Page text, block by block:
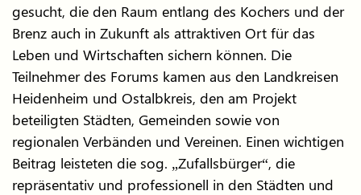
gesucht, die den Raum entlang des Kochers und der
Brenz auch in Zukunft als attraktiven Ort für das
Leben und Wirtschaften sichern können. Die
Teilnehmer des Forums kamen aus den Landkreisen
Heidenheim und Ostalbkreis, den am Projekt
beteiligten Städten, Gemeinden sowie von
regionalen Verbänden und Vereinen. Einen wichtigen
Beitrag leisteten die sog. „Zufallsbürger“, die
repräsentativ und professionell in den Städten und